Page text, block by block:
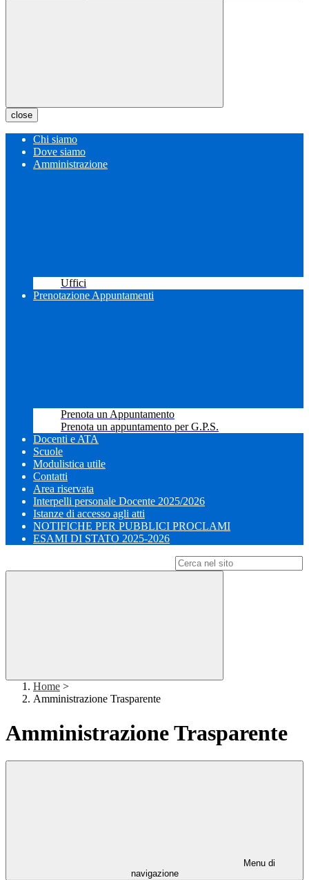
close
Chi siamo
Dove siamo
Amministrazione
Uffici
Prenotazione Appuntamenti
Prenota un Appuntamento
Prenota un appuntamento per G.P.S.
Docenti e ATA
Scuole
Modulistica utile
Contatti
Area riservata
Interpelli personale Docente 2025/2026
Istanze di accesso agli atti
NOTIFICHE PER PUBBLICI PROCLAMI
ESAMI DI STATO 2025-2026
Home >
Amministrazione Trasparente
Amministrazione Trasparente
Menu di
navigazione